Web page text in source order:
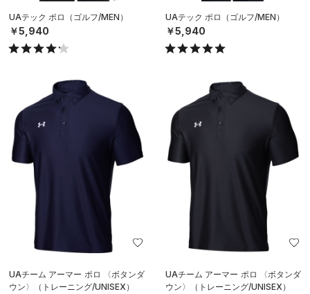
UAテック ポロ（ゴルフ/MEN）
￥5,940
UAテック ポロ（ゴルフ/MEN）
￥5,940
UAチーム アーマー ポロ 〈ボタンダ
ウン〉（トレーニング/UNISEX）
UAチーム アーマー ポロ 〈ボタンダ
ウン〉（トレーニング/UNISEX）